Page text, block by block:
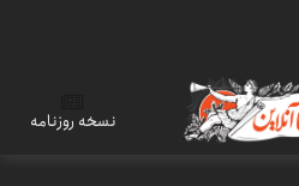
نسخه روزنامه